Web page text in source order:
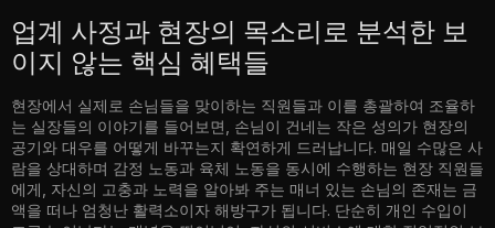
업계 사정과 현장의 목소리로 분석한 보
이지 않는 핵심 혜택들
현장에서 실제로 손님들을 맞이하는 직원들과 이를 총괄하여 조율하
는 실장들의 이야기를 들어보면, 손님이 건네는 작은 성의가 현장의
공기와 대우를 어떻게 바꾸는지 확연하게 드러납니다. 매일 수많은 사
람을 상대하며 감정 노동과 육체 노동을 동시에 수행하는 현장 직원들
에게, 자신의 고충과 노력을 알아봐 주는 매너 있는 손님의 존재는 금
액을 떠나 엄청난 활력소이자 해방구가 됩니다. 단순히 개인 수입이